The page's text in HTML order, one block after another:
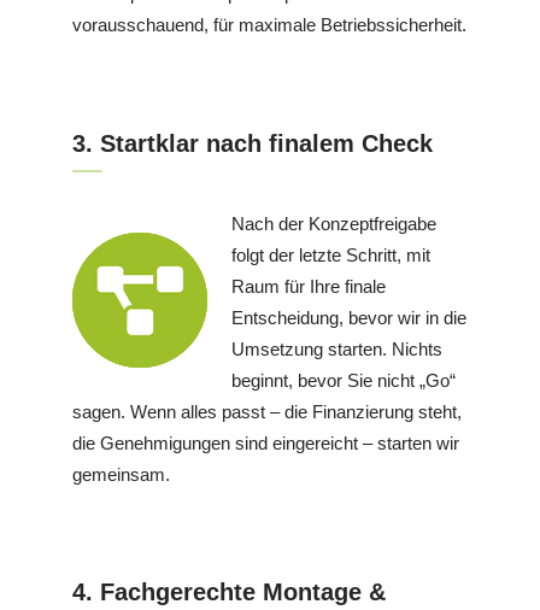
vorausschauend, für maximale Betriebssicherheit.
3. Startklar nach finalem Check
Nach der Konzeptfreigabe
folgt der letzte Schritt, mit
Raum für Ihre finale
Entscheidung, bevor wir in die
Umsetzung starten. Nichts
beginnt, bevor Sie nicht „Go“
sagen. Wenn alles passt – die Finanzierung steht,
die Genehmigungen sind eingereicht – starten wir
gemeinsam.
4. Fachgerechte Montage &